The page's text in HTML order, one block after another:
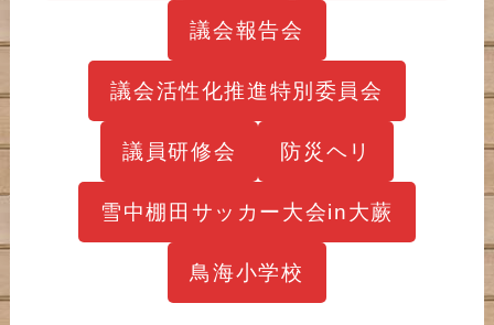
議会報告会
議会活性化推進特別委員会
議員研修会 防災ヘリ
雪中棚田サッカー大会in大蕨
鳥海小学校